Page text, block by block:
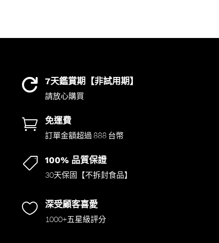
 7天鑑賞期【非試用期】
請放心購買
 免運費
訂單金額超過 888 台幣
 100% 品質保證
30天保固【不拆封食品】
 深受顧客喜愛
1000+五星級評分